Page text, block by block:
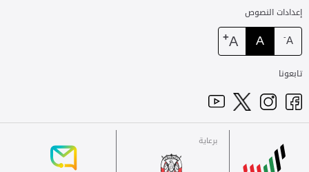
إعدادات النصوص
A
-
A
A
+
تابعونا
برعاية